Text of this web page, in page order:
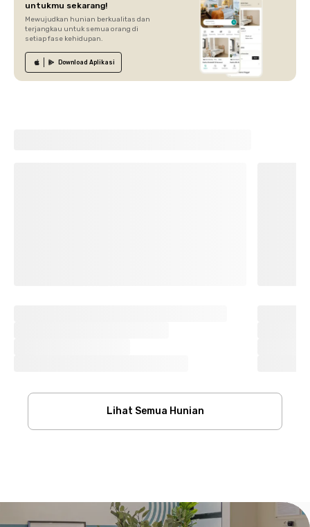
untukmu sekarang!
Mewujudkan hunian berkualitas dan
terjangkau untuk semua orang di
setiap fase kehidupan.
Download Aplikasi
Lihat Semua Hunian